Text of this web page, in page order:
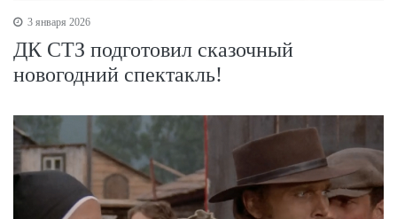
3 января 2026
ДК СТЗ подготовил сказочный
новогодний спектакль!